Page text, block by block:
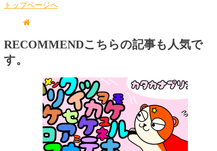
トップページへ
RECOMMENDこちらの記事も人気で
す。